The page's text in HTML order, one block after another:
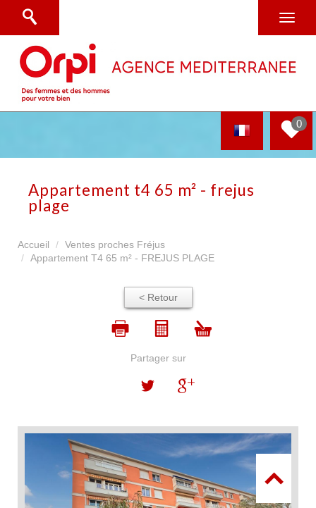
0
appartement t4 65 m² - frejus
plage
Accueil
Ventes proches Fréjus
Appartement T4 65 m² - FREJUS PLAGE
< Retour
Partager sur